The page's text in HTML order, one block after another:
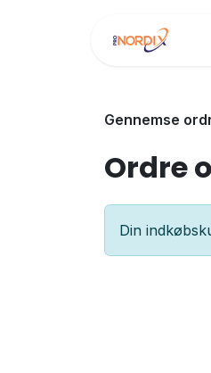
Gennemse
Ordre
Din